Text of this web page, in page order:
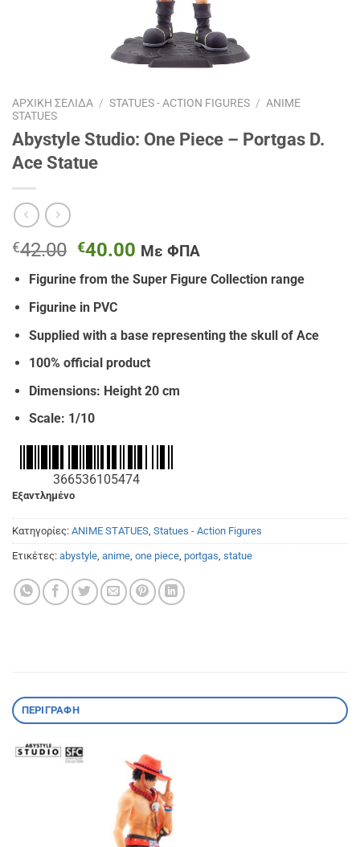
ΑΡΧΙΚΉ ΣΕΛΊΔΑ / STATUES - ACTION FIGURES / ANIME
STATUES
Abystyle Studio: One Piece – Portgas D.
Ace Statue
€42.00 Original
price
was:
€42.00.
€40.00 Η
τρέχουσα
τιμή
Με ΦΠΑ
Figurine from the Super Figure Collection range
Figurine in PVC
Supplied with a base representing the skull of Ace
100% official product
Dimensions: Height 20 cm
Scale: 1/10
366536105474
Εξαντλημένο
Κατηγορίες: ANIME STATUES, Statues - Action Figures
Ετικέτες: abystyle, anime, one piece, portgas, statue
ΠΕΡΙΓΡΑΦΉ